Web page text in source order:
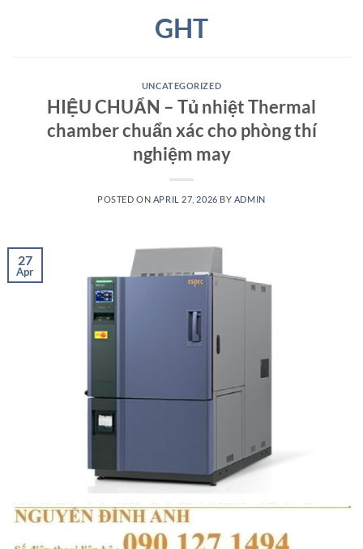
GHT
UNCATEGORIZED
HIỆU CHUẨN – Tủ nhiệt Thermal
chamber chuẩn xác cho phòng thí
nghiệm may
POSTED ON APRIL 27, 2026 BY ADMIN
27
Apr